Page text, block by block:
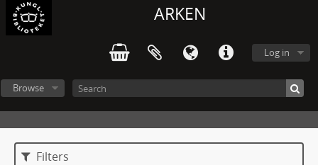
ARKEN
Log in
Browse
Filters